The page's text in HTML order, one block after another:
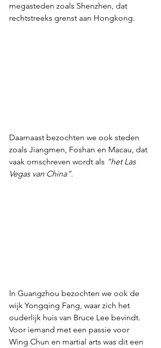
megasteden zoals Shenzhen, dat
rechtstreeks grenst aan Hongkong.
Daarnaast bezochten we ook steden
zoals Jiangmen, Foshan en Macau, dat
vaak omschreven wordt als “het Las
Vegas van China”.
In Guangzhou bezochten we ook de
wijk Yongqing Fang, waar zich het
ouderlijk huis van Bruce Lee bevindt.
Voor iemand met een passie voor
Wing Chun en martial arts was dit een